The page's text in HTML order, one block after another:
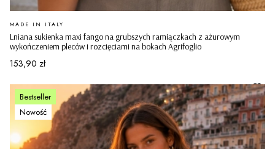
Lniana sukienka maxi fango na grubszych ramiączkach z ażurowym
wykończeniem pleców i rozcięciami na bokach Agrifoglio
PRODUCENT
MADE IN ITALY
Cena
153,90 zł
Bestseller
Nowość